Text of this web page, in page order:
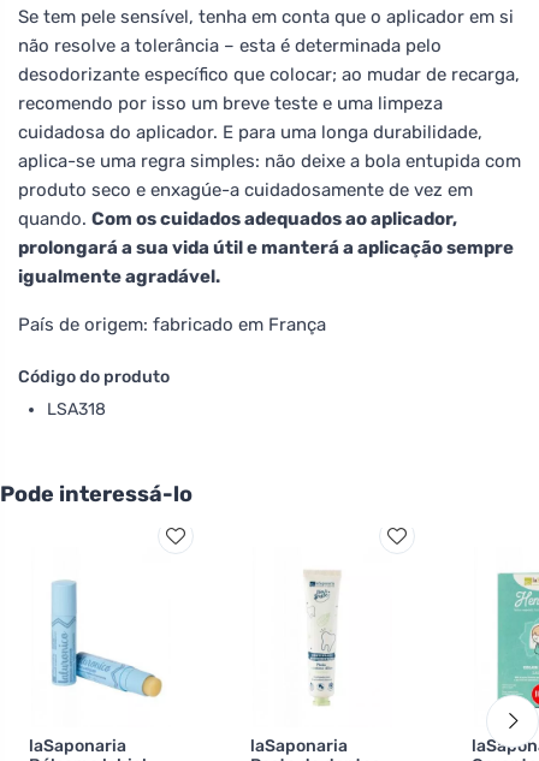
Se tem pele sensível, tenha em conta que o aplicador em si
não resolve a tolerância – esta é determinada pelo
desodorizante específico que colocar; ao mudar de recarga,
recomendo por isso um breve teste e uma limpeza
cuidadosa do aplicador. E para uma longa durabilidade,
aplica-se uma regra simples: não deixe a bola entupida com
produto seco e enxagúe-a cuidadosamente de vez em
quando. Com os cuidados adequados ao aplicador,
prolongará a sua vida útil e manterá a aplicação sempre
igualmente agradável.
País de origem: fabricado em França
Código do produto
LSA318
Pode interessá-lo
laSaponaria
laSaponaria